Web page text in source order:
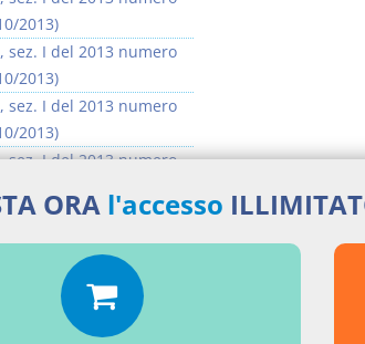
2013)
sez. I del 2013 numero
2013)
sez. I del 2013 numero
2013)
sez. I del 2013 numero
sez. I del 2013 numero
2013)
completo
ORA l'accesso